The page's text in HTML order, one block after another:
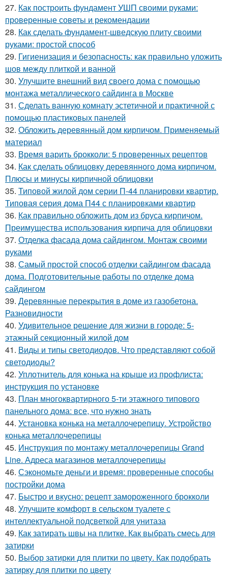
27. Как построить фундамент УШП своими руками:
проверенные советы и рекомендации
28. Как сделать фундамент-шведскую плиту своими
руками: простой способ
29. Гигиенизация и безопасность: как правильно уложить
шов между плиткой и ванной
30. Улучшите внешний вид своего дома с помощью
монтажа металлического сайдинга в Москве
31. Сделать ванную комнату эстетичной и практичной с
помощью пластиковых панелей
32. Обложить деревянный дом кирпичом. Применяемый
материал
33. Время варить брокколи: 5 проверенных рецептов
34. Как сделать облицовку деревянного дома кирпичом.
Плюсы и минусы кирпичной облицовки
35. Типовой жилой дом серии П-44 планировки квартир.
Типовая серия дома П44 с планировками квартир
36. Как правильно обложить дом из бруса кирпичом.
Преимущества использования кирпича для облицовки
37. Отделка фасада дома сайдингом. Монтаж своими
руками
38. Самый простой способ отделки сайдингом фасада
дома. Подготовительные работы по отделке дома
сайдингом
39. Деревянные перекрытия в доме из газобетона.
Разновидности
40. Удивительное решение для жизни в городе: 5-
этажный секционный жилой дом
41. Виды и типы светодиодов. Что представляют собой
светодиоды?
42. Уплотнитель для конька на крыше из профлиста:
инструкция по установке
43. План многоквартирного 5-ти этажного типового
панельного дома: все, что нужно знать
44. Установка конька на металлочерепицу. Устройство
конька металлочерепицы
45. Инструкция по монтажу металлочерепицы Grand
Line. Адреса магазинов металлочерепицы
46. Сэкономьте деньги и время: проверенные способы
постройки дома
47. Быстро и вкусно: рецепт замороженного брокколи
48. Улучшите комфорт в сельском туалете с
интеллектуальной подсветкой для унитаза
49. Как затирать швы на плитке. Как выбрать смесь для
затирки
50. Выбор затирки для плитки по цвету. Как подобрать
затирку для плитки по цвету